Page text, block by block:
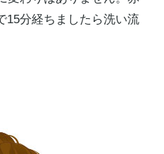
15分経ちましたら洗い流